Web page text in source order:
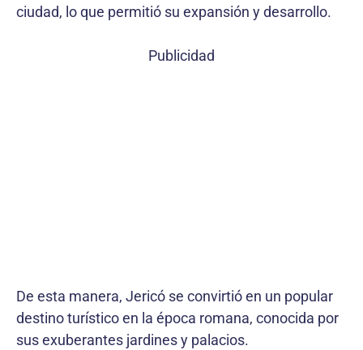
ciudad, lo que permitió su expansión y desarrollo.
Publicidad
De esta manera, Jericó se convirtió en un popular
destino turístico en la época romana, conocida por
sus exuberantes jardines y palacios.